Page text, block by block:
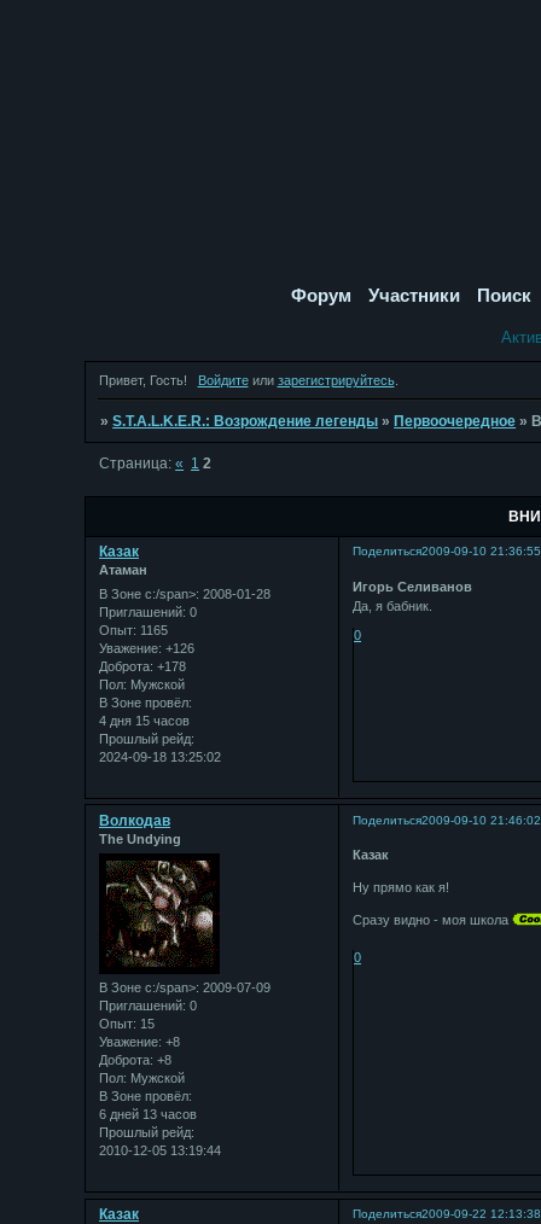
Форум Участники Поиск
Привет, Гость! Войдитеили зарегистрируйтесь.
»S.T.A.L.K.E.R.: Возрождение легенды » Первоочередное »
Страница:« 1 2
Поделиться2009-09-10 21:36:55
Казак
Атаман
В Зоне с:/span>: 2008-01-28
Приглашений: 0
Опыт: 1165
Уважение: +126
Доброта: +178
Пол: Мужской
В Зоне провёл:
4 дня 15 часов
Прошлый рейд:
2024-09-18 13:25:02
Игорь Селиванов
Да, я бабник.
0
Поделиться2009-09-10 21:46:02
Bолкодав
The Undying
В Зоне с:/span>: 2009-07-09
Приглашений: 0
Опыт: 15
Уважение: +8
Доброта: +8
Пол: Мужской
В Зоне провёл:
6 дней 13 часов
Прошлый рейд:
2010-12-05 13:19:44
Казак
Ну прямо как я!
Сразу видно - моя школа
0
Поделиться2009-09-22 12:13:38
Казак